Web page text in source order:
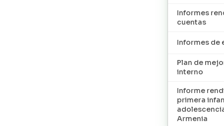
Informes
cuentas
Informes de
Plan de
interno
Informe
primera
Armenia